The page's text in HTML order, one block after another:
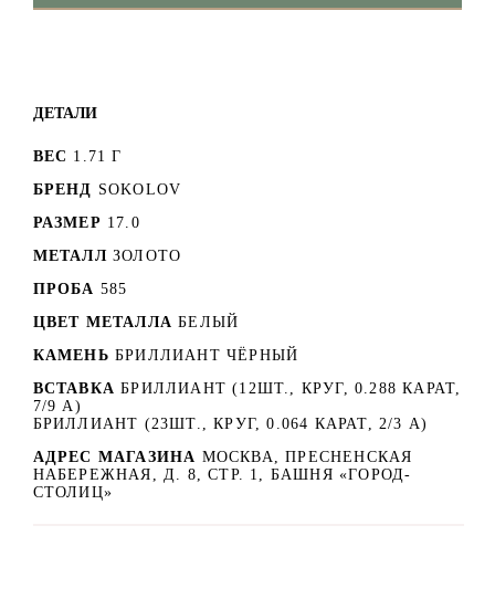
ДЕТАЛИ
ВЕС 1.71 Г
БРЕНД SOKOLOV
РАЗМЕР 17.0
МЕТАЛЛ ЗОЛОТО
ПРОБА 585
ЦВЕТ МЕТАЛЛА БЕЛЫЙ
КАМЕНЬ БРИЛЛИАНТ ЧЁРНЫЙ
ВСТАВКА БРИЛЛИАНТ (12ШТ., КРУГ, 0.288 КАРАТ,
7/9 А)
БРИЛЛИАНТ (23ШТ., КРУГ, 0.064 КАРАТ, 2/3 А)
АДРЕС МАГАЗИНА МОСКВА, ПРЕСНЕНСКАЯ
НАБЕРЕЖНАЯ, Д. 8, СТР. 1, БАШНЯ «ГОРОД-
СТОЛИЦ»